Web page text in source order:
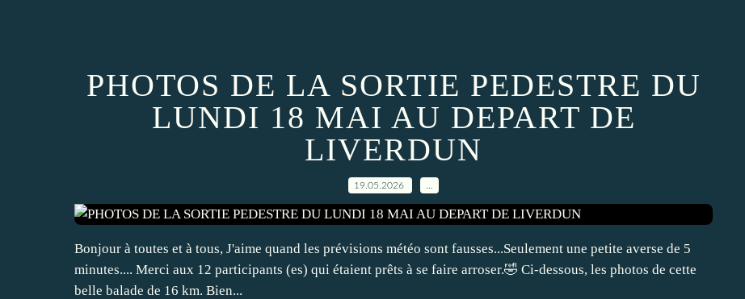
PHOTOS DE LA SORTIE PEDESTRE DU
LUNDI 18 MAI AU DEPART DE
LIVERDUN
19.05.2026
Bonjour à toutes et à tous, J'aime quand les prévisions météo sont fausses...Seulement une petite averse de 5
minutes.... Merci aux 12 participants (es) qui étaient prêts à se faire arroser.🤣 Ci-dessous, les photos de cette
belle balade de 16 km. Bien...